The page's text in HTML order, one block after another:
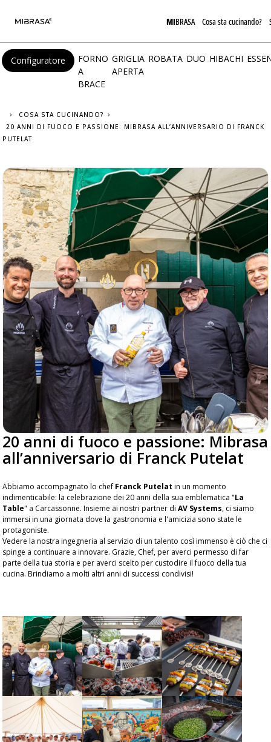
MIBRASA Cosa sta cucinando?
Configuratore
FORNO
A
BRACE
GRIGLIA
APERTA
ROBATA DUO HIBACHI
COSA STA CUCINANDO?
20 ANNI DI FUOCO E PASSIONE: MIBRASA ALL’ANNIVERSARIO DI FRANCK
PUTELAT
20 anni di fuoco e passione: Mibrasa
all’anniversario di Franck Putelat
Abbiamo accompagnato lo chef Franck Putelat in un momento
indimenticabile: la celebrazione dei 20 anni della sua emblematica "La
Table" a Carcassonne. Insieme ai nostri partner diAV Systems, ci siamo
immersi in una giornata dove la gastronomia e l'amicizia sono state le
protagoniste.
Vedere la nostra ingegneria al servizio di un talento così immenso è ciò che ci
spinge a continuare a innovare. Grazie, Chef, per averci permesso di far
parte della tua storia e per averci scelto per custodire il fuoco della tua
cucina. Brindiamo a molti altri anni di successi condivisi!